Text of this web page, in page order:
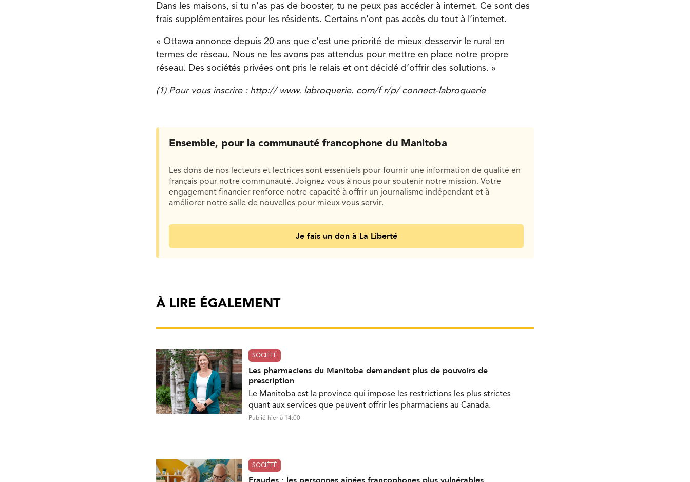
Dans les maisons, si tu n’as pas de booster, tu ne peux pas accéder à internet. Ce sont des
frais supplémentaires pour les résidents. Certains n’ont pas accès du tout à l’internet.
« Ottawa annonce depuis 20 ans que c’est une priorité de mieux desservir le rural en
termes de réseau. Nous ne les avons pas attendus pour mettre en place notre propre
réseau. Des sociétés privées ont pris le relais et ont décidé d’offrir des solutions. »
(1) Pour vous inscrire : http:// www. labroquerie. com/f r/p/ connect-labroquerie
Ensemble, pour la communauté francophone du Manitoba
Les dons de nos lecteurs et lectrices sont essentiels pour fournir une information de qualité en
français pour notre communauté. Joignez-vous à nous pour soutenir notre mission. Votre
engagement financier renforce notre capacité à offrir un journalisme indépendant et à
améliorer notre salle de nouvelles pour mieux vous servir.
Je fais un don à La Liberté
À LIRE ÉGALEMENT
SOCIÉTÉ
Les pharmaciens du Manitoba demandent plus de pouvoirs de
prescription
Le Manitoba est la province qui impose les restrictions les plus strictes
quant aux services que peuvent offrir les pharmaciens au Canada.
Publié hier à 14:00
SOCIÉTÉ